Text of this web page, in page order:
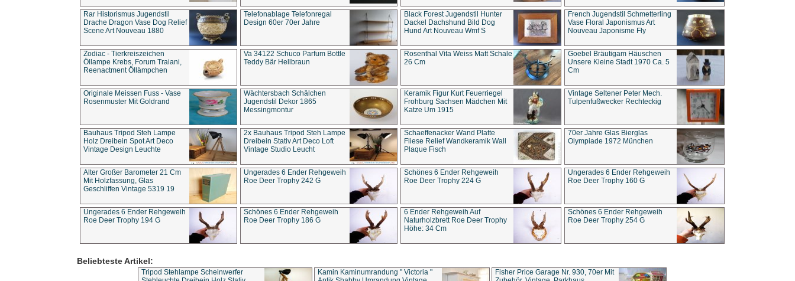
Rar Historismus Jugendstil
Drache Dragon Vase Dog Relief
Scene Art Nouveau 1880
Telefonablage Telefonregal
Design 60er 70er Jahre
Black Forest Jugendstil Hunter
Dackel Dachshund Bild Dog
Hund Art Nouveau Wmf S
French Jugendstil Schmetterling
Vase Floral Japonismus Art
Nouveau Japonisme Fly
Zodiac - Tierkreiszeichen
Öllampe Krebs, Forum Traiani,
Reenactment Öllämpchen
Va 34122 Schuco Parfum Bottle
Teddy Bär Hellbraun
Rosenthal Vita Weiss Matt Schale
26 Cm
Goebel Bräutigam Häuschen
Unsere Kleine Stadt 1970 Ca. 5
Cm
Originale Meissen Fuss - Vase
Rosenmuster Mit Goldrand
Wächtersbach Schälchen
Jugendstil Dekor 1865
Messingmontur
Keramik Figur Kurt Feuerriegel
Frohburg Sachsen Mädchen Mit
Katze Um 1915
Vintage Seltener Peter Mech.
Tulpenfußwecker Rechteckig
Bauhaus Tripod Steh Lampe
Holz Dreibein Spot Art Deco
Vintage Design Leuchte
2x Bauhaus Tripod Steh Lampe
Dreibein Stativ Art Deco Loft
Vintage Studio Leucht
Schaeffenacker Wand Platte
Fliese Relief Wandkeramik Wall
Plaque Fisch
70er Jahre Glas Bierglas
Olympiade 1972 München
Alter Großer Barometer 21 Cm
Mit Holzfassung, Glas
Geschliffen Vintage 5319 19
Ungerades 6 Ender Rehgeweih
Roe Deer Trophy 242 G
Schönes 6 Ender Rehgeweih
Roe Deer Trophy 224 G
Ungerades 6 Ender Rehgeweih
Roe Deer Trophy 160 G
Ungerades 6 Ender Rehgeweih
Roe Deer Trophy 194 G
Schönes 6 Ender Rehgeweih
Roe Deer Trophy 186 G
6 Ender Rehgeweih Auf
Naturholzbrett Roe Deer Trophy
Höhe: 34 Cm
Schönes 6 Ender Rehgeweih
Roe Deer Trophy 254 G
Beliebteste Artikel:
Tripod Stehlampe Scheinwerfer
Kamin Kaminumrandung " Victoria "
Fisher Price Garage Nr. 930, 70er Mit